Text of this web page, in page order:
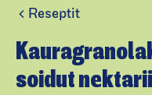
Reseptit
K
a
r
soidut